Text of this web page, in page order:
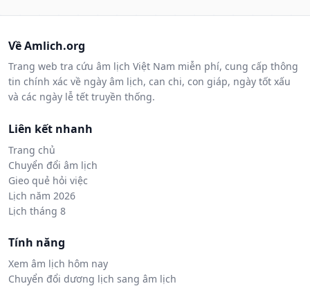
Về Amlich.org
Trang web tra cứu âm lịch Việt Nam miễn phí, cung cấp thông
tin chính xác về ngày âm lịch, can chi, con giáp, ngày tốt xấu
và các ngày lễ tết truyền thống.
Liên kết nhanh
Trang chủ
Chuyển đổi âm lịch
Gieo quẻ hỏi việc
Lịch năm 2026
Lịch tháng 8
Tính năng
Xem âm lịch hôm nay
Chuyển đổi dương lịch sang âm lịch